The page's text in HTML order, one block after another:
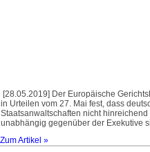
[28.05.2019] Der Europäische
in Urteilen vom 27. Mai fest, dass
Staatsanwalt­schaften nicht hinreichend
unabhängig gegenüber der Exekutive
Zum Artikel »